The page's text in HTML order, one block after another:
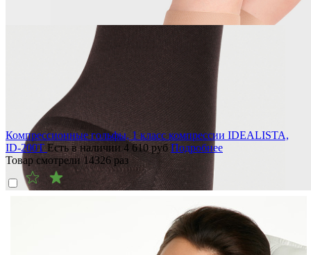
Компрессионные гольфы, 1 класс компрессии IDEALISTA,
ID-200TЕсть в наличии 4 610руб Подробнее
Товар смотрели14326 раз